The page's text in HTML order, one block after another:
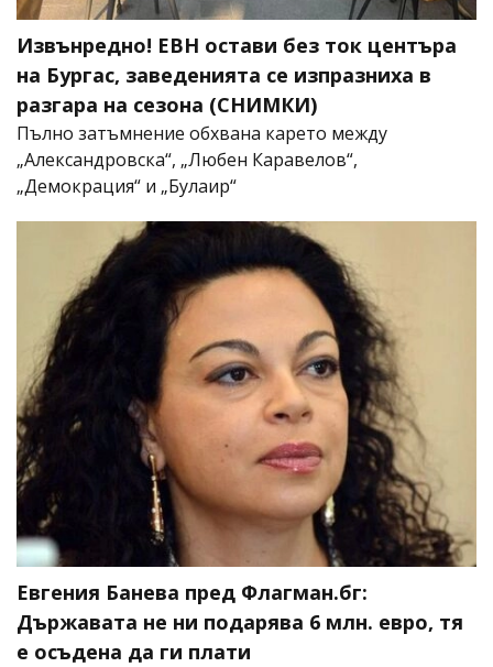
Извънредно! ЕВН остави без ток центъра
на Бургас, заведенията се изпразниха в
разгара на сезона (СНИМКИ)
Пълно затъмнение обхвана карето между
„Александровска“, „Любен Каравелов“,
„Демокрация“ и „Булаир“
Евгения Банева пред Флагман.бг:
Държавата не ни подарява 6 млн. евро, тя
е осъдена да ги плати